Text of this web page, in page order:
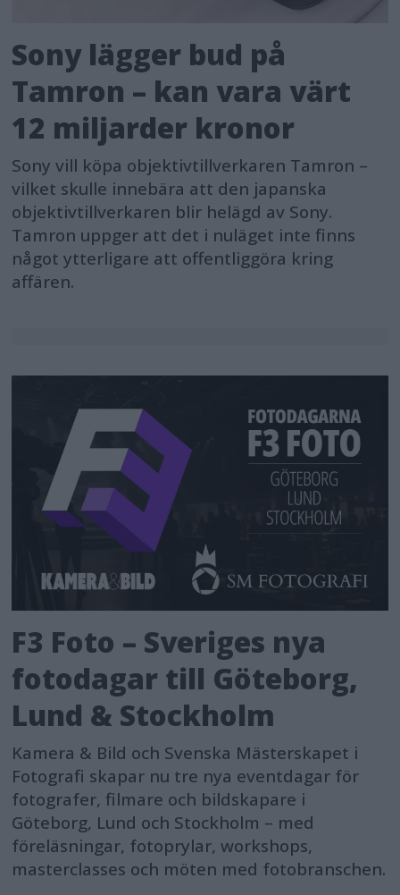
Sony lägger bud på
Tamron – kan vara värt
12 miljarder kronor
Sony vill köpa objektivtillverkaren Tamron –
vilket skulle innebära att den japanska
objektivtillverkaren blir helägd av Sony.
Tamron uppger att det i nuläget inte finns
något ytterligare att offentliggöra kring
affären.
F3 Foto – Sveriges nya
fotodagar till Göteborg,
Lund & Stockholm
Kamera & Bild och Svenska Mästerskapet i
Fotografi skapar nu tre nya eventdagar för
fotografer, filmare och bildskapare i
Göteborg, Lund och Stockholm – med
föreläsningar, fotoprylar, workshops,
masterclasses och möten med fotobranschen.